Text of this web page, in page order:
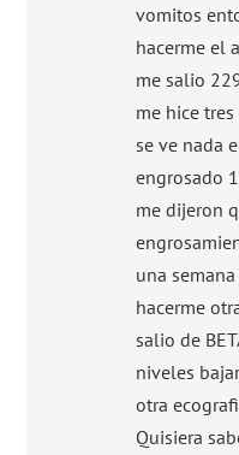
vomitos
hacerme el
me salio
me hice
se ve nada
engrosado
me dijeron
una
hacerme
salio de
niveles
otra
Quisiera